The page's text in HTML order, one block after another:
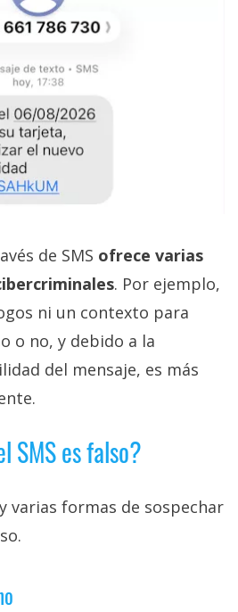
de SMS ofrece varias
. Por ejemplo,
ni un contexto para
o no, y debido a la
del mensaje, es más
SMS es falso?
varias formas de sospechar